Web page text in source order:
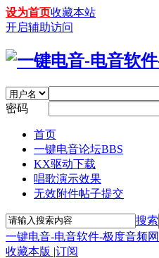
设为首页收藏本站
开启辅助访问
密码
首页
一键电音论坛BBS
KX驱动下载
唱歌演示效果
无效附件帖子提交
搜索
一键电音-电音软件-极度音频网
收藏本版 |订阅